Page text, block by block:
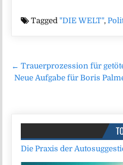
Tagged"DIE WELT",
← Trauerprozession für
Neue Aufgabe für Boris
Die Praxis der